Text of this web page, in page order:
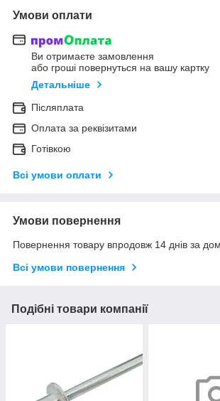
Умови оплати
Ви отримаєте замовлення
або гроші повернуться на вашу картку
Детальніше
Післяплата
Оплата за реквізитами
Готівкою
Всі умови оплати
Умови повернення
Повернення товару впродовж 14 днів за
Всі умови повернення
Подібні товари компанії